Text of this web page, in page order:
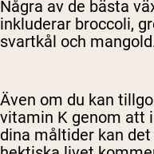
Några av de bästa
inkluderar broccoli,
svartkål och
Även om du kan
vitamin K genom att
dina måltider kan